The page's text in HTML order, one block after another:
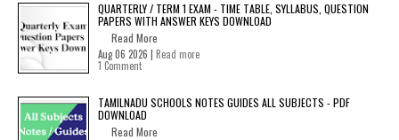
QUARTERLY / TERM 1 EXAM - TIME TABLE, SYLLABUS, QUESTION
PAPERS WITH ANSWER KEYS DOWNLOAD
Read More
Aug 06 2026 | Read more
1 Comment
TAMILNADU SCHOOLS NOTES GUIDES ALL SUBJECTS - PDF
DOWNLOAD
Read More